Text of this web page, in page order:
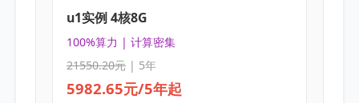
u1实例 4核8G
100%算力 | 计算密集
21550.20元| 5年
5982.65元/5年起